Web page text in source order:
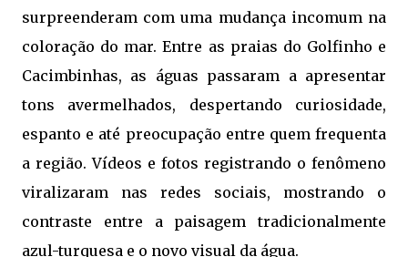
surpreenderam com uma mudança incomum na
coloração do mar. Entre as praias do Golfinho e
Cacimbinhas, as águas passaram a apresentar
tons avermelhados, despertando curiosidade,
espanto e até preocupação entre quem frequenta
a região. Vídeos e fotos registrando o fenômeno
viralizaram nas redes sociais, mostrando o
contraste entre a paisagem tradicionalmente
azul-turquesa e o novo visual da água.